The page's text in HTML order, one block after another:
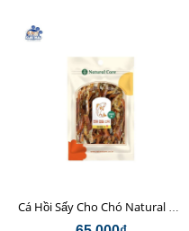
Cá Hồi Sấy Cho Chó Natural Core 45gr